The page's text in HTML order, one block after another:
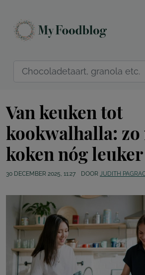
Van keuken tot
kookwalhalla: zo
koken nóg leuker
30 DECEMBER 2025, 11:27 DOOR JUDITH